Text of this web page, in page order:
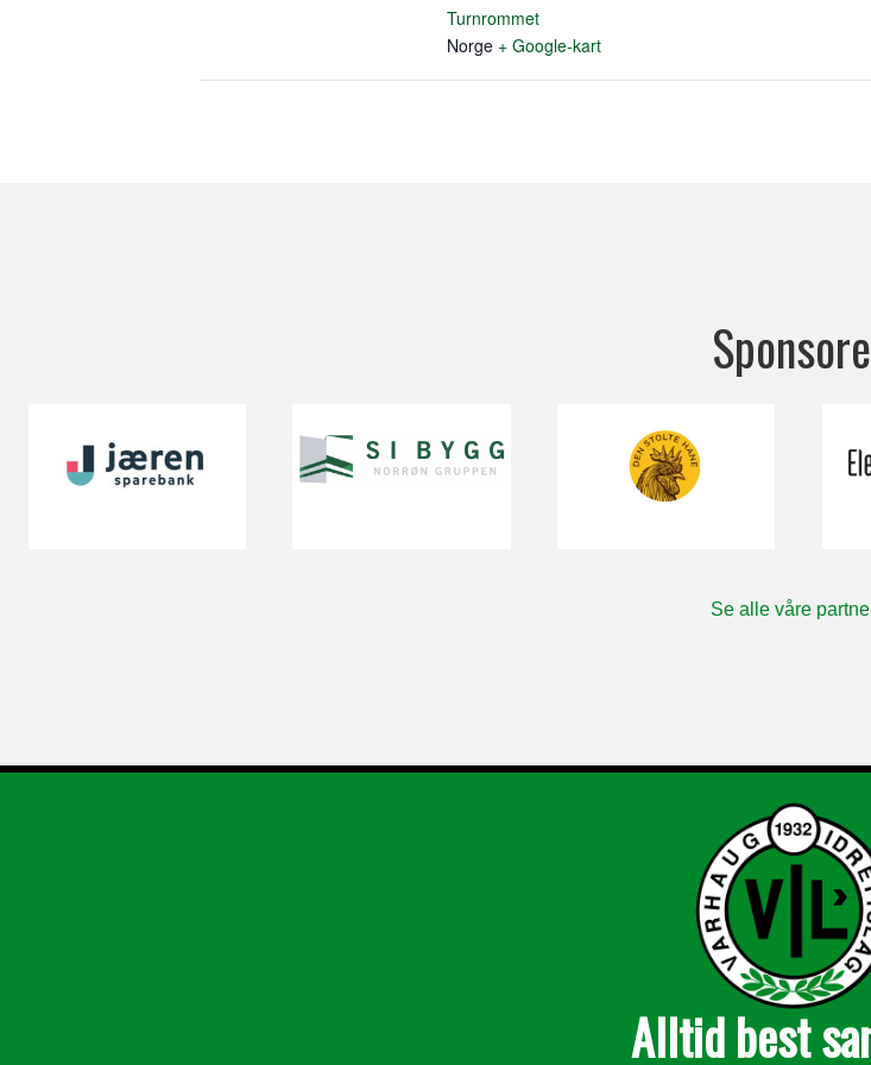
Turnrommet
Norge + Google-kart
Se alle våre
Alltid best